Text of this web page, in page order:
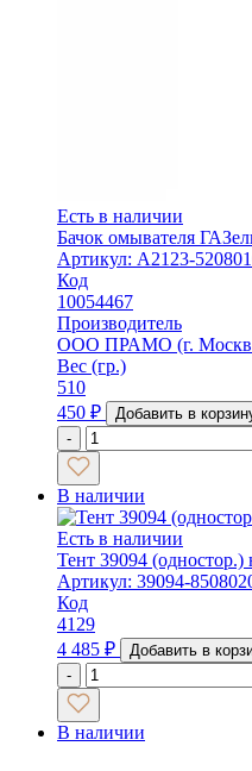
Есть в наличии
Бачок омывателя
Артикул: А2123-
Код
10054467
Производитель
ООО ПРАМО (г.
Вес (гр.)
510
450 ₽
Добавить в
-
В наличии
Есть в наличии
Тент 39094 (одностор.)
Артикул: 39094-
Код
4129
4 485 ₽
Добавить в
-
В наличии